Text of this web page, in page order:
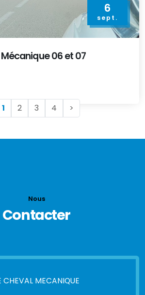
6
sept.
06 et 07
1 2 3 4 >
Nous
Contacter
CHEVAL MECANIQUE